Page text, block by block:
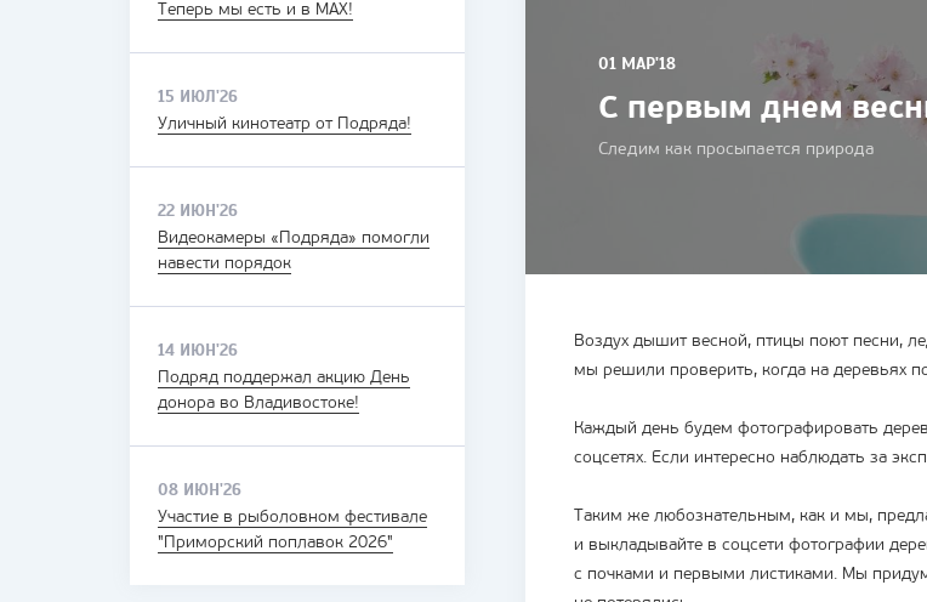
Теперь мы есть и в MAX!
15 ИЮЛ'26
Уличный кинотеатр от Подряда!
22 ИЮН'26
Видеокамеры «Подряда» помогли
навести порядок
14 ИЮН'26
Подряд поддержал акцию День
донора во Владивостоке!
08 ИЮН'26
Участие в рыболовном фестивале
"Приморский поплавок 2026"
01 МАР'18
С первым днем
Следим как просыпается природа
Воздух дышит весной, птицы поют песни,
мы решили проверить, когда на деревьях
Каждый день будем фотографировать
соцсетях. Если интересно наблюдать за
Таким же любознательным, как и мы,
и выкладывайте в соцсети фотографии
с почками и первыми листиками. Мы